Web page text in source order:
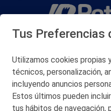
San Martín 5-
© 2026
Tus Preferencias
Utilizamos cookies propias
técnicos, personalización,
incluyendo anuncios
Estos últimos pueden
tus hábitos de navegación,